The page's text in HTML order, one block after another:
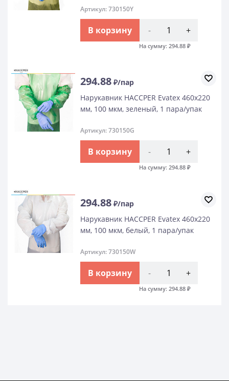
Артикул: 730150Y
В корзину - +
На сумму: 294.88 ₽
294.88 ₽/пар
Нарукавник HACCPER Evatex 460х220
мм, 100 мкм, зеленый, 1 пара/упак
Артикул: 730150G
В корзину - +
На сумму: 294.88 ₽
294.88 ₽/пар
Нарукавник HACCPER Evatex 460х220
мм, 100 мкм, белый, 1 пара/упак
Артикул: 730150W
В корзину - +
На сумму: 294.88 ₽